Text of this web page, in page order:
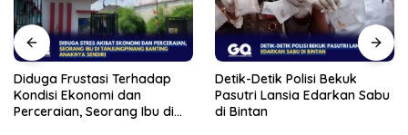
Diduga Frustasi Terhadap
Kondisi Ekonomi dan
Perceraian, Seorang Ibu di
Detik-Detik Polisi Bekuk
Pasutri Lansia Edarkan Sabu
di Bintan